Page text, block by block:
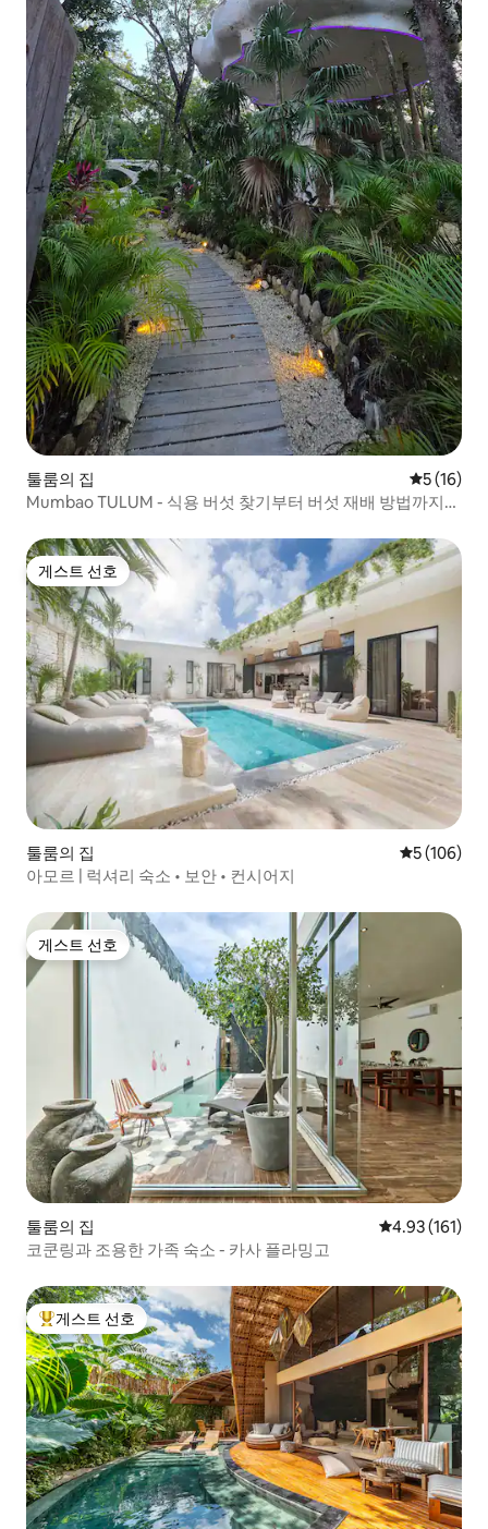
툴룸의 집 평점 5점
5 (16)
Mumbao TULUM - 식용 버섯 찾기부터 버섯 재배 방법까지
게스트 선호
게스트 선호
툴룸의 집 평점 5점(5
5 (106)
아모르 | 럭셔리 숙소 • 보안 • 컨시어지
게스트 선호
게스트 선호
툴룸의 집 평점 4.93점(5
4.93 (161)
코쿤링과 조용한 가족 숙소 - 카사 플라밍고
상위 게스트 선호
게스트 선호